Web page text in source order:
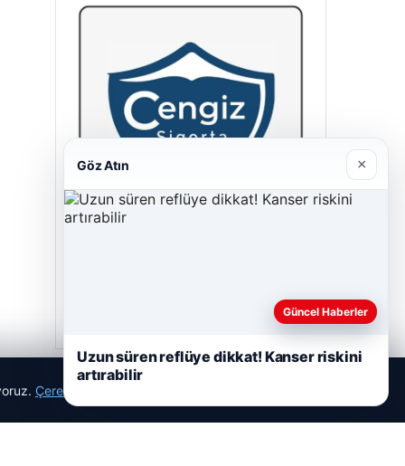
Çerez Politikamız
Göz Atın ×
Güncel Haberler
Uzun süren reflüye dikkat! Kanser riskini
artırabilir